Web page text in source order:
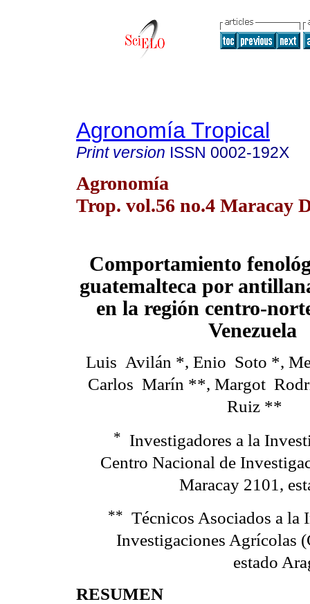
Agronomía Tropical
Print version ISSN 0002-192X
Agronomía
Trop. vol.56 no.4 Maracay
Comportamiento
guatemalteca por
en la región centro-
Venezuela
Luis Avilán *, Enio Soto *,
Carlos Marín **, Margot
Ruiz **
*
Investigadores a la
Centro Nacional de
Maracay 2101,
** Técnicos Asociados a
Investigaciones Agrícolas
estado
RESUMEN